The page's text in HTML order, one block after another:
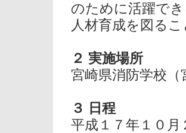
のために活躍で
⼈材育成を図る
２ 実施場所
宮崎県消防学校（
３ ⽇程
平成１７年１０